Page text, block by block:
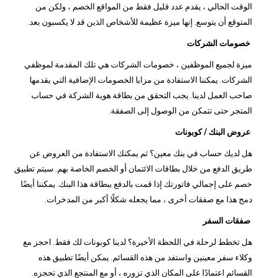
الوقت الحالي ، يقدم عدد قليل فقط من المواقع الخصم ، ولكن من
المتوقع أن يتوسع. إنها ميزة عظيمة للأشخاص الذين قد لا يكسبون بعد.
خصومات الشركات
ميزة لجميع الموظفين ، خصومات الشركات هي تلك المقدمة لموظفي
الشركات. يمكننا الاستفادة من مزايا الخصومات الإضافية التي يقدمها
صاحب العمل لدينا. يجب التحقق من بطاقة هوية الشركة في حساب
المتجر حتى تتمكن من الوصول إلى الصفقة.
عروض البنك / كوبونات
هل لديك حساب في بنك معين؟ ثم يمكنك الاستفادة من العروض عن
طريق الدفع من خلال بطاقات الائتمان أو الخصم الخاصة بهم. سيتم تطبيق
خصم على إجمالي فاتورتك إذا قمت بالدفع ببطاقة هذا البنك. يمكننا أيضًا
دمج هذا مع صفقات أخرى ، مما يجعله شكلًا أكبر من المدخرات.
صفقات السفر
هل تخطط لرحلة في اللحظة الأخيرة؟ لدينا كوبونات لك فقط. احجز مع
وكلاء سفر معينين واستفد من هذه القسائم. يمكن أيضًا تطبيق هذه
القسائم اعتمادًا على المكان الذي تزوره ، أو مع المنتجع الذي تحجزه.